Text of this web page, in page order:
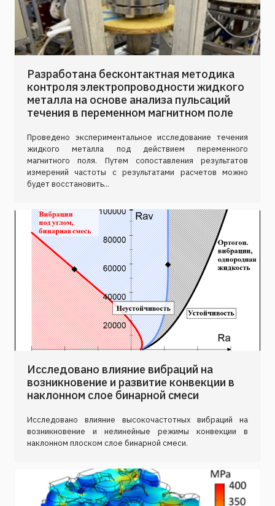
Разработана бесконтактная методика
контроля электропроводности жидкого
металла на основе анализа пульсаций
течения в переменном магнитном поле
Проведено экспериментальное исследование течения
жидкого металла под действием переменного
магнитного поля. Путем сопоставления результатов
измерений частоты с результатами расчетов можно
будет восстановить...
Исследовано влияние вибраций на
возникновение и развитие конвекции в
наклонном слое бинарной смеси
Исследовано влияние высокочастотных вибраций на
возникновение и нелинейные режимы конвекции в
наклонном плоском слое бинарной смеси.